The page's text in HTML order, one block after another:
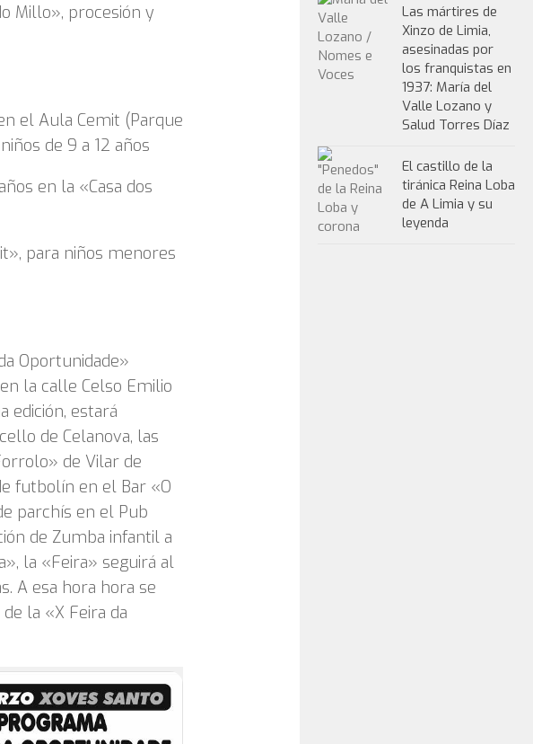
Millo», procesión y
el Aula Cemit (Parque
de 9 a 12 años
en la «Casa dos
para niños menores
Oportunidade»
la calle Celso Emilio
edición, estará
de Celanova, las
de Vilar de
futbolín en el Bar «O
parchís en el Pub
de Zumba infantil a
la «Feira» seguirá al
A esa hora hora se
la «X Feira da
Las mártires de
Xinzo de Limia,
asesinadas por
los franquistas en
1937: María del
Valle Lozano y
Salud Torres Díaz
El castillo de la
tiránica Reina Loba
de A Limia y su
leyenda